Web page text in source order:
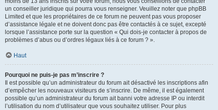
un conseiller juridique qui pourra vous renseigner. Veuillez noter que phpBB
Limited et que les propriétaires de ce forum ne peuvent pas vous proposer
d’assistance légale et ne doivent donc pas être contactés à ce sujet, excepté
lorsque l’assistance porte sur la question « Qui dois-je contacter à propos de
problèmes d’abus ou d’ordres légaux liés à ce forum ? ».
Haut
Pourquoi ne puis-je pas m’inscrire ?
Il est possible qu’un administrateur du forum ait désactivé les inscriptions afin
d’empêcher les nouveaux visiteurs de s’inscrire. De même, il est également
possible qu’un administrateur du forum ait banni votre adresse IP ou interdit
l’utilisation du nom d’utilisateur que vous souhaitez utiliser. Pour plus